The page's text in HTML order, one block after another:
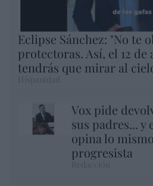
Eclipse Sánchez: "No te
protectoras. Así, el 12 de
tendrás que mirar al
Vox pide
sus padres... y
opina lo
progresista